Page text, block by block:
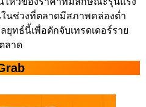
ในช่วงที่ตลาดมีสภาพคล่องต่ำ
ยุทธ์นี้เพื่อดักจับเทรดเดอร์ราย
ลาด